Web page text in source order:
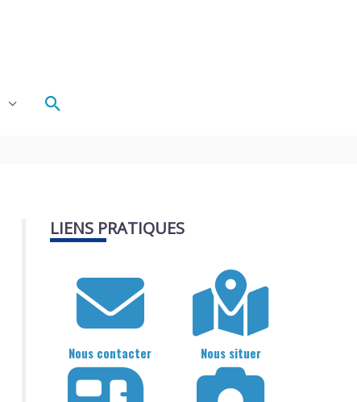
Rechercher
LIENS PRATIQUES
Nous contacter Nous situer